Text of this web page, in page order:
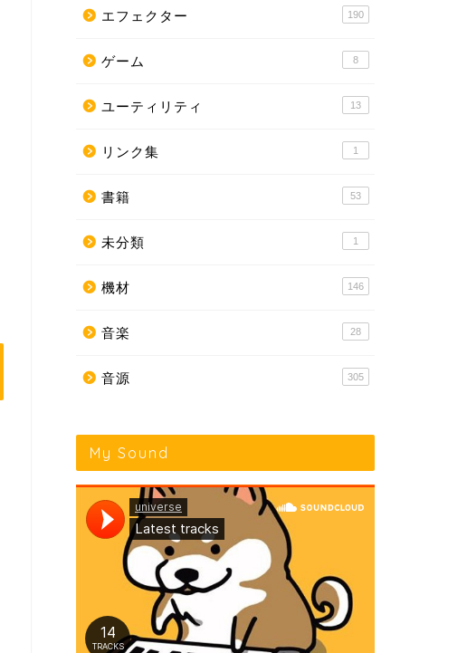
エフェクター 190
ゲーム 8
ユーティリティ 13
リンク集 1
書籍 53
未分類 1
機材 146
音楽 28
音源 305
My Sound